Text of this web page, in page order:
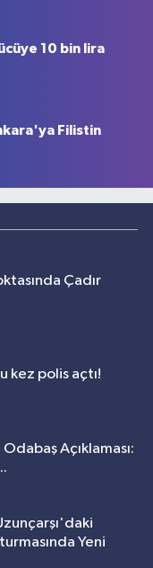
10 bin lira
Filistin
Çadır
kez polis açtı!
Odabaş Açıklaması:
Yeni